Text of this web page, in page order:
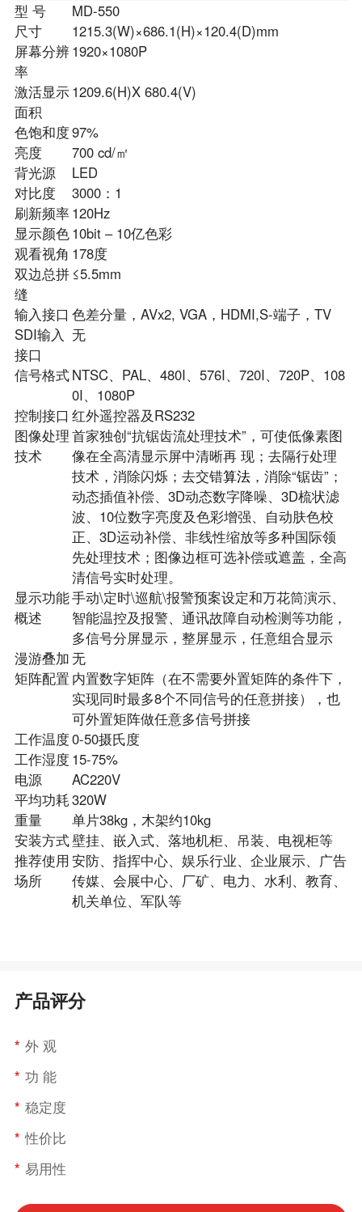
型 号
MD-550
尺寸
1215.3(W)×686.1(H)×120.4(D)mm
屏幕分辨
率
1920×1080P
激活显示
面积
1209.6(H)X 680.4(V)
色饱和度97%
亮度
700 cd/㎡
背光源
LED
对比度
3000：1
刷新频率120Hz
显示颜色10bit – 10亿色彩
观看视角 178度
双边总拼
缝
≤5.5mm
输入接口 色差分量，AVx2, VGA，HDMI,S-端子，TV
SDI输入
接口
无
信号格式NTSC、PAL、480I、576I、720I、720P、108
0I、1080P
控制接口 红外遥控器及RS232
图像处理
技术
首家独创“抗锯齿流处理技术”，可使低像素图
像在全高清显示屏中清晰再 现；去隔行处理
技术，消除闪烁；去交错算法，消除“锯齿”；
动态插值补偿、3D动态数字降噪、3D梳状滤
波、10位数字亮度及色彩增强、自动肤色校
正、3D运动补偿、非线性缩放等多种国际领
先处理技术；图像边框可选补偿或遮盖，全高
清信号实时处理。
显示功能
概述
手动\定时\巡航\报警预案设定和万花筒演示、
智能温控及报警、通讯故障自动检测等功能，
多信号分屏显示，整屏显示，任意组合显示
漫游叠加无
矩阵配置 内置数字矩阵（在不需要外置矩阵的条件下，
实现同时最多8个不同信号的任意拼接），也
可外置矩阵做任意多信号拼接
工作温度0-50摄氏度
工作湿度15-75%
电源
AC220V
平均功耗320W
重量
单片38kg，木架约10kg
安装方式壁挂、嵌入式、落地机柜、吊装、电视柜等
推荐使用
场所
安防、指挥中心、娱乐行业、企业展示、广告
传媒、会展中心、厂矿、电力、水利、教育、
机关单位、军队等
产品评分
* 外 观
* 功 能
* 稳定度
* 性价比
* 易用性